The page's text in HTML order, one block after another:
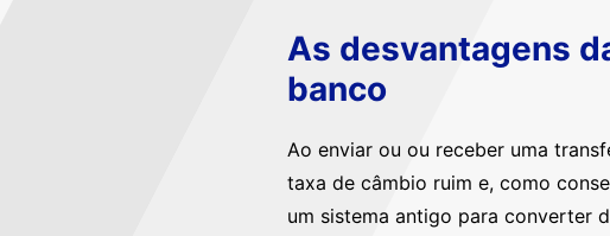
As desvantagens
banco
Ao enviar ou ou receber uma
taxa de câmbio ruim e, como
um sistema antigo para converter